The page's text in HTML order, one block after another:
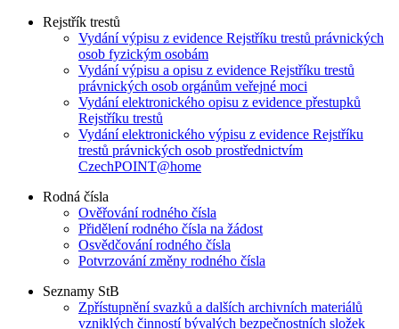
Rejstřík trestů
Vydání výpisu z evidence Rejstříku trestů právnických
osob fyzickým osobám
Vydání výpisu a opisu z evidence Rejstříku trestů
právnických osob orgánům veřejné moci
Vydání elektronického opisu z evidence přestupků
Rejstříku trestů
Vydání elektronického výpisu z evidence Rejstříku
trestů právnických osob prostřednictvím
CzechPOINT@home
Rodná čísla
Ověřování rodného čísla
Přidělení rodného čísla na žádost
Osvědčování rodného čísla
Potvrzování změny rodného čísla
Seznamy StB
Zpřístupnění svazků a dalších archivních materiálů
vzniklých činností bývalých bezpečnostních složek